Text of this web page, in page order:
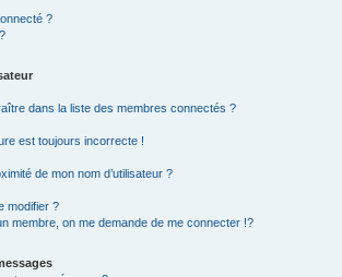
?
dans la liste des membres connectés ?
est toujours incorrecte !
de mon nom d’utilisateur ?
modifier ?
membre, on me demande de me connecter !?